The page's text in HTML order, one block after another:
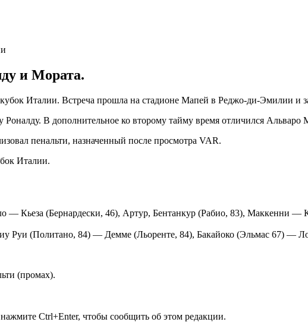
и Мората.
Италии. Встреча прошла на стадионе Мапей в Реджо-ди-Эмилии и
В дополнительное ко второму тайму время отличился Альваро
пенальти, назначенный после просмотра VAR.
Италии.
Кьеза (Бернардески, 46), Артур, Бентанкур (Рабио, 83), Маккенни —
(Политано, 84) — Демме (Льоренте, 84), Бакайоко (Эльмас 67) —
(промах).
Ctrl+Enter, чтобы сообщить об этом редакции.